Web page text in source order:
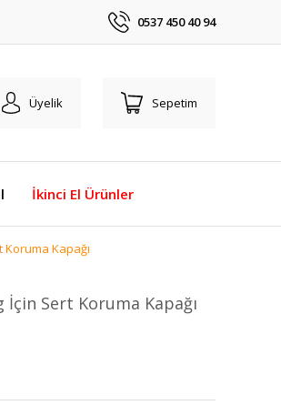
0537 450 40 94
Üyelik Sepetim
İkinci El Ürünler
Kapağı
İçin Sert Koruma Kapağı